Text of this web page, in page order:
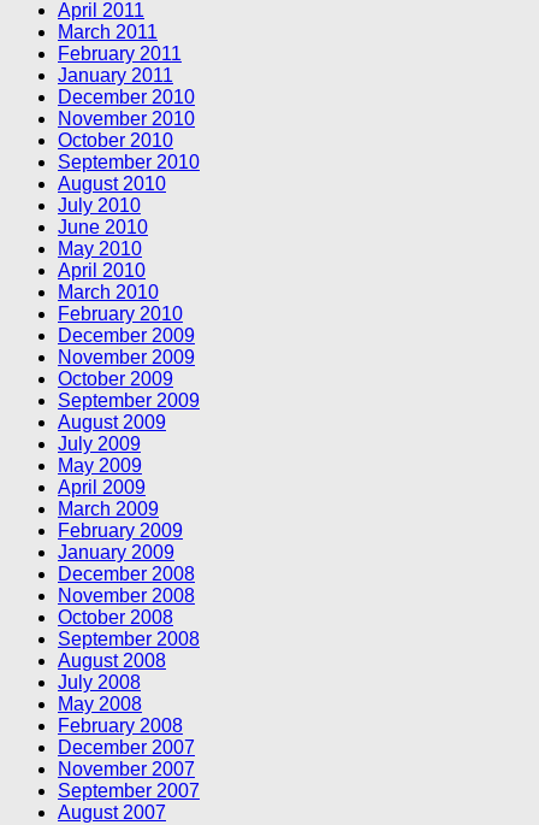
April 2011
March 2011
February 2011
January 2011
December 2010
November 2010
October 2010
September 2010
August 2010
July 2010
June 2010
May 2010
April 2010
March 2010
February 2010
December 2009
November 2009
October 2009
September 2009
August 2009
July 2009
May 2009
April 2009
March 2009
February 2009
January 2009
December 2008
November 2008
October 2008
September 2008
August 2008
July 2008
May 2008
February 2008
December 2007
November 2007
September 2007
August 2007